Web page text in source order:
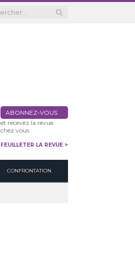
ABONNEZ-VOUS
et recevez la revue
chez vous
FEUILLETER LA REVUE >
CONFRONTATION